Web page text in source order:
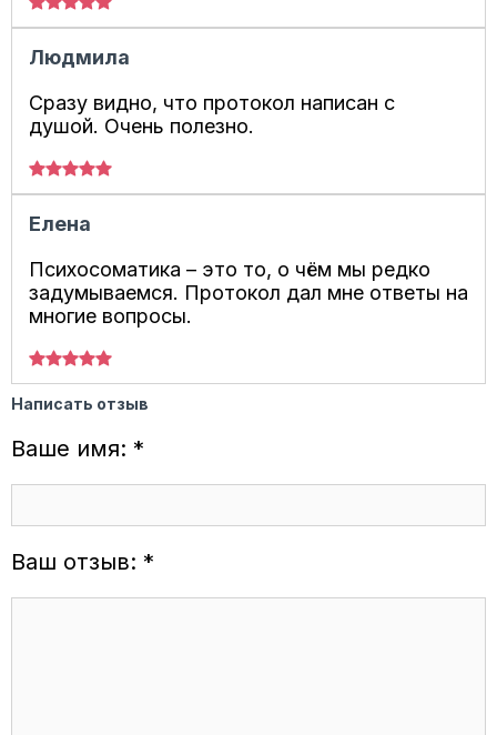
Людмила
Сразу видно, что протокол написан с
душой. Очень полезно.
Елена
Психосоматика – это то, о чём мы редко
задумываемся. Протокол дал мне ответы на
многие вопросы.
Написать отзыв
Ваше имя: *
Ваш отзыв: *